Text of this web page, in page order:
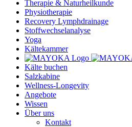
Therapie & Naturheilkunde
Physiotherapie
Recovery Lymphdrainage
Stoffwechselanalyse
Yoga
Kältekammer
Kälte buchen
Salzkabine
Wellness-Longevity
Angebote
Wissen
Über uns
Kontakt